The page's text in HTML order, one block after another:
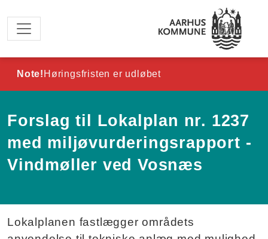
Note! Høringsfristen er udløbet
Forslag til Lokalplan nr. 1237
med miljøvurderingsrapport -
Vindmøller ved Vosnæs
Lokalplanen fastlægger områdets